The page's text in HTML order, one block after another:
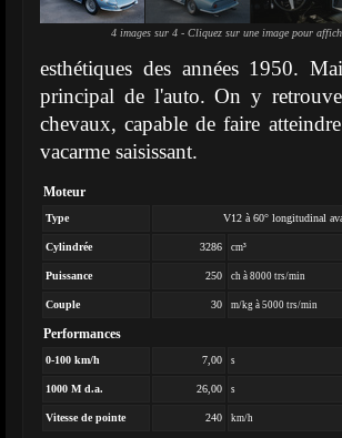
4 images sur 4 - Cliquez sur une image pour
esthétiques des années 1950.
principal de l'auto. On y
chevaux, capable de faire
vacarme saisissant.
Moteur
Type V12 à 60° longitudinal
Cylindrée 3286 cm³
Puissance 250 ch à 8000 trs/min
Couple 30 m/kg à 5000 trs/min
Performances
0-100 km/h 7,00 s
1000 M d.a. 26,00 s
Vitesse de pointe 240 km/h